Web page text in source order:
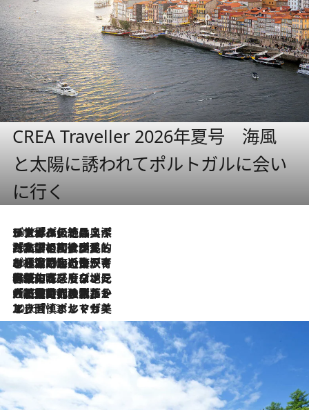
CREA Traveller 2026年夏号 海風
と太陽に誘われてポルトガルに会い
に行く
2026.8.8
リスボンの絶品スイーツ「パステル・デ・ナタ」とは？ポルトガル伝統の奥深い世界へ
2026.7.27
「私の祖国はポルトガル語です」国民的詩人フェルナンド・ペソアと、彼が愛した文学の街を歩く
2026.7.26
ポルトガル近海が育む極上の海の幸。キリリと冷えた白ワインと愉しむ、シーフード専門店の贅沢
2026.7.22
伝統の味をモダンに昇華。高感度な地元客が集う、リスボンの最旬ガストロノミー
2026.7.21
大航海時代の栄華から、震災、独裁、そして革命へ。ポルトガル・首都リスボンの石畳に刻まれた「歴史の光と影」
2026.7.13
エッセイ・ヤマザキマリ「慎ましくも美しき国 ポルトガル」